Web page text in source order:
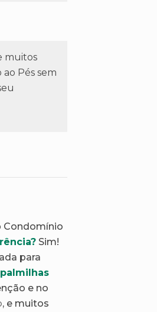
muitos
Pés sem
Condomínio
Sim!
para
e no
, e muitos